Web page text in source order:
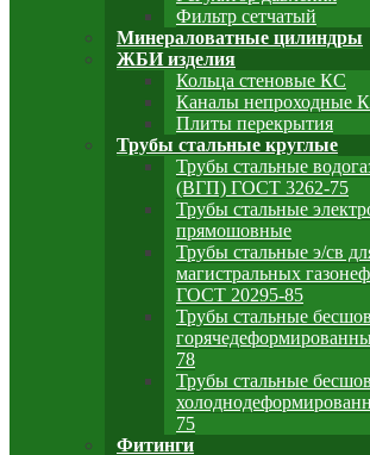
Фильтр сетчатый
Минераловатные цилиндры
ЖБИ изделия
Кольца стеновые КС
Каналы непроходные
Плиты перекрытия
Трубы стальные круглые
Трубы стальные
(ВГП) ГОСТ 3262-75
Трубы стальные
прямошовные
Трубы стальные э/св
магистральных
ГОСТ 20295-85
Трубы стальные
78
Трубы стальные
75
Фитинги